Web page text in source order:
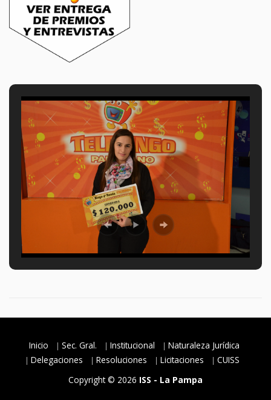
Inicio Sec. Gral. Institucional
Naturaleza Jurídica
Delegaciones
Resoluciones Licitaciones
CUISS
Copyright © 2026 ISS - La Pampa